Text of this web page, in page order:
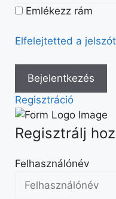
Emlékezz rám
Elfelejtetted a
Regisztráció
Regisztrálj
Felhasználónév